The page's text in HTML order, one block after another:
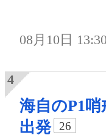
08月10日 13:30
海自のP1
出発
26